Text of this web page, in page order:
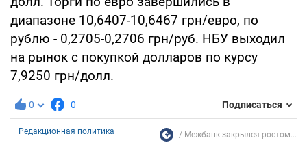
диапазоне 10,6407-10,6467 грн/евро, по
рублю - 0,2705-0,2706 грн/руб. НБУ выходил
на рынок с покупкой долларов по курсу
7,9250 грн/долл.
0 0 Подписаться
Редакционная политика Межбанк закрылся ростом...